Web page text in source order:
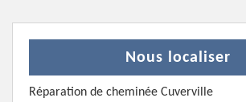
Nous localiser
Réparation de cheminée Cuverville